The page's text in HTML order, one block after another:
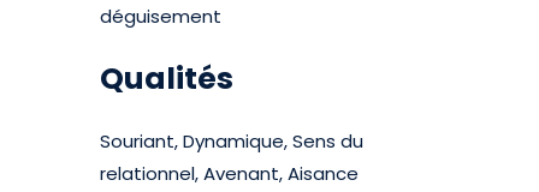
déguisement
Qualités
Souriant, Dynamique, Sens du
relationnel, Avenant, Aisance